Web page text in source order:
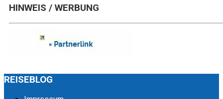
HINWEIS / WERBUNG
REISEBLOG